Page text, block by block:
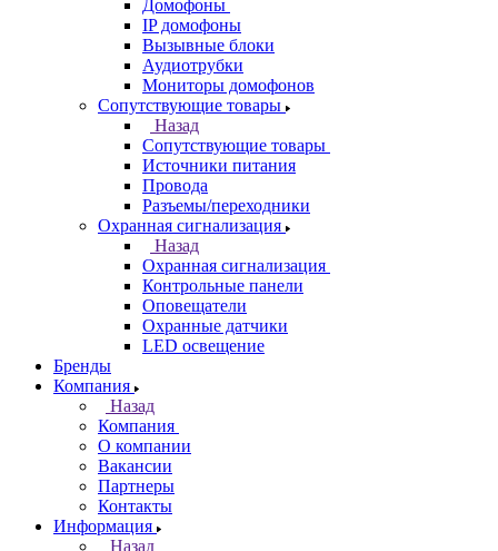
Домофоны
IP домофоны
Вызывные блоки
Аудиотрубки
Мониторы домофонов
Сопутствующие товары
Назад
Сопутствующие товары
Источники питания
Провода
Разъемы/переходники
Охранная сигнализация
Назад
Охранная сигнализация
Контрольные панели
Оповещатели
Охранные датчики
LED освещение
Бренды
Компания
Назад
Компания
О компании
Вакансии
Партнеры
Контакты
Информация
Назад